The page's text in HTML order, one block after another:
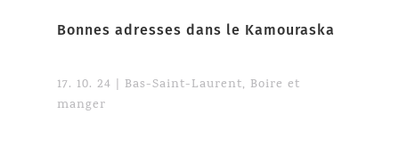
Bonnes adresses dans le Kamouraska
17. 10. 24 Bas-Saint-Laurent, Boire et
manger